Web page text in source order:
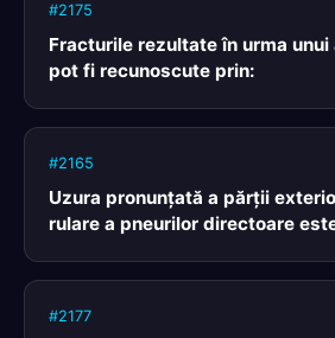
#2175
Fracturile rezultate în urma
pot fi recunoscute prin:
#2165
Uzura pronunţată a părţii
rulare a pneurilor directoare
#2177